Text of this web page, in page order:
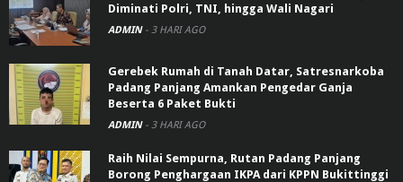
Diminati Polri, TNI, hingga Wali Nagari
ADMIN - 3 HARI AGO
Gerebek Rumah di Tanah Datar, Satresnarkoba
Padang Panjang Amankan Pengedar Ganja
Beserta 6 Paket Bukti
ADMIN - 3 HARI AGO
Raih Nilai Sempurna, Rutan Padang Panjang
Borong Penghargaan IKPA dari KPPN Bukittinggi